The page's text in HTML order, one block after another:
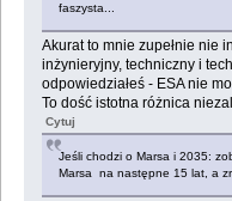
faszysta...
Akurat to mnie zupełnie nie
inżynieryjny, techniczny i
odpowiedziałeś - ESA nie
To dość istotna różnica
Cytuj
Jeśli chodzi o Marsa i 2035:
Marsa na następne 15 lat, a